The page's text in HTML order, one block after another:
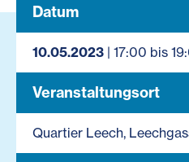
Datum
10.05.2023 | 17:00 bis
Veranstaltungsort
Quartier Leech,